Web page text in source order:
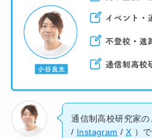
通信制高校研究家の
/ Instagram / X ）